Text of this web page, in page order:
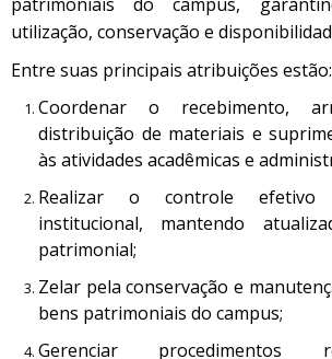
utilização, conservação e
Entre suas principais atribuições estão:
Coordenar o recebimento,
distribuição de materiais e
às atividades acadêmicas e
Realizar o controle efetivo
institucional, mantendo
patrimonial;
Zelar pela conservação e
bens patrimoniais do campus;
Gerenciar procedimentos